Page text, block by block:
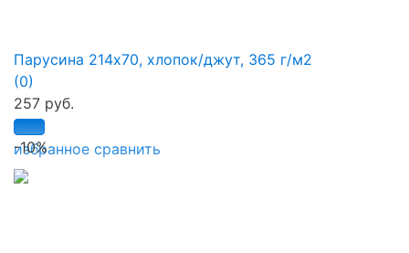
избранное сравнить
Парусина 214х70, хлопок/джут, 365 г/м2
(0)
257 руб.
-10%